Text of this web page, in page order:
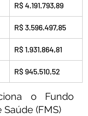
R$ 4.191.793,89
R$ 3.596.497,85
R$ 1.931.864,81
R$ 945.510,52
o Fundo
(FMS)